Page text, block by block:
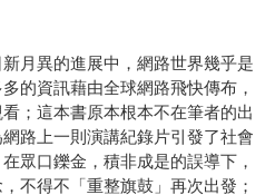
異的進展中，網路世界幾乎是
的資訊藉由全球網路飛快傳布，
；這本書原本根本不在筆者的出
路上一則演講紀錄片引發了社會
眾口鑠金，積非成是的誤導下，
不得不「重整旗鼓」再次出發；